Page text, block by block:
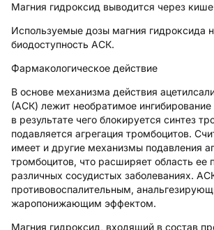
Магния гидроксид выводится через
Используемые дозы магния гидроксида
биодоступность АСК.
Фармакологическое действие
В основе механизма действия
(АСК) лежит необратимое
в результате чего блокируется синтез
подавляется агрегация тромбоцитов.
имеет и другие механизмы подавления
тромбоцитов, что расширяет область ее
различных сосудистых заболеваниях.
противовоспалительным,
жаропонижающим эффектом.
Магния гидроксид, входящий в состав